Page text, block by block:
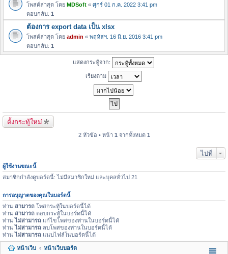
โพสต์ล่าสุด โดย MDSoft « ศุกร์ 01 ก.ค. 2022 3:41 pm
ตอบกลับ: 1
ต้องการ export data เป็น xlsx
โพสต์ล่าสุด โดย admin « พฤหัสฯ. 16 มิ.ย. 2016 3:41 pm
ตอบกลับ: 1
แสดงกระทู้จาก:
เรียงตาม
ตั้งกระทู้ใหม่
2 หัวข้อ • หน้า 1 จากทั้งหมด 1
ไปที่
ผู้ใช้งานขณะนี้
สมาชิกกำลังดูบอร์ดนี้: ไม่มีสมาชิกใหม่ และบุคลทั่วไป 21
การอนุญาตของคุณในบอร์ดนี้
ท่าน สามารถ โพสกระทู้ในบอร์ดนี้ได้
ท่าน สามารถ ตอบกระทู้ในบอร์ดนี้ได้
ท่านไม่สามารถ แก้ไขโพสของท่านในบอร์ดนี้ได้
ท่านไม่สามารถ ลบโพสของท่านในบอร์ดนี้ได้
ท่านไม่สามารถ แนบไฟล์ในบอร์ดนี้ได้
หน้าเว็บ หน้าเว็บบอร์ด